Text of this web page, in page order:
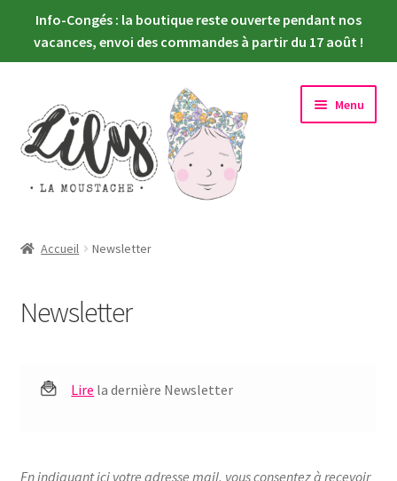
Info-Congés : la boutique reste ouverte pendant nos
vacances, envoi des commandes à partir du 17 août !
la
navigation
contenu
Menu
Habiller sa poupée
enfant
le
Accueil Newsletter
Newsletter
Lire la dernière Newsletter
En indiquant ici votre adresse mail, vous consentez à recevoir